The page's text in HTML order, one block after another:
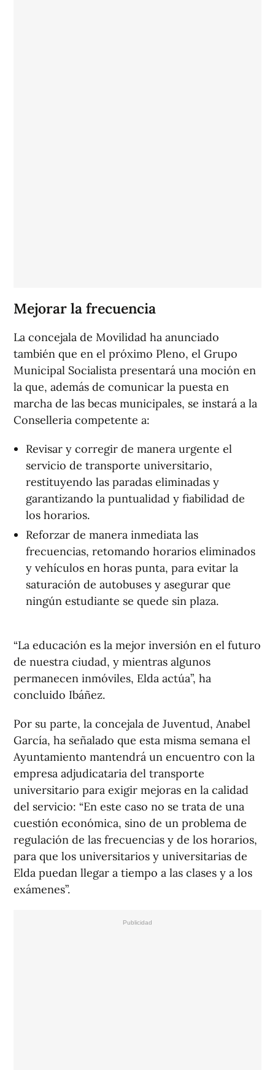
Mejorar la frecuencia
La concejala de Movilidad ha anunciado
también que en el próximo Pleno, el Grupo
Municipal Socialista presentará una moción en
la que, además de comunicar la puesta en
marcha de las becas municipales, se instará a la
Conselleria competente a:
Revisar y corregir de manera urgente el
servicio de transporte universitario,
restituyendo las paradas eliminadas y
garantizando la puntualidad y fiabilidad de
los horarios.
Reforzar de manera inmediata las
frecuencias, retomando horarios eliminados
y vehículos en horas punta, para evitar la
saturación de autobuses y asegurar que
ningún estudiante se quede sin plaza.
“La educación es la mejor inversión en el futuro
de nuestra ciudad, y mientras algunos
permanecen inmóviles, Elda actúa”, ha
concluido Ibáñez.
Por su parte, la concejala de Juventud, Anabel
García, ha señalado que esta misma semana el
Ayuntamiento mantendrá un encuentro con la
empresa adjudicataria del transporte
universitario para exigir mejoras en la calidad
del servicio: “En este caso no se trata de una
cuestión económica, sino de un problema de
regulación de las frecuencias y de los horarios,
para que los universitarios y universitarias de
Elda puedan llegar a tiempo a las clases y a los
exámenes”.